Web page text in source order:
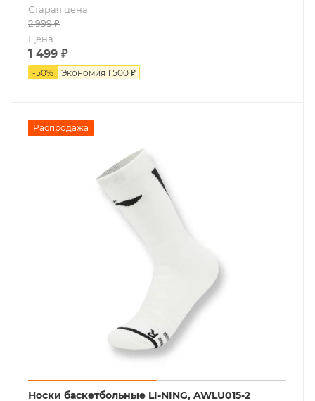
Старая цена
2 999₽
Цена
1 499 ₽
-50% Экономия 1 500 ₽
Распродажа
Носки баскетбольные LI-NING, AWLU015-2